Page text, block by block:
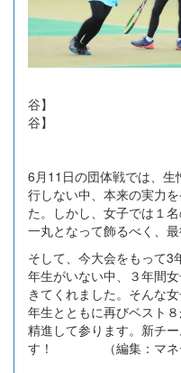
【女
谷】 【
谷】 【星野
6月11日の団体戦では、
行しない中、本来の実力
た。しかし、女子では１
一丸となって飾るべく、
そして、今大会をもって3
年生がいない中、３年間
きてくれました。そんな
年生とともに再びベスト
精進して参ります。新チ
す！ （編集：マネー